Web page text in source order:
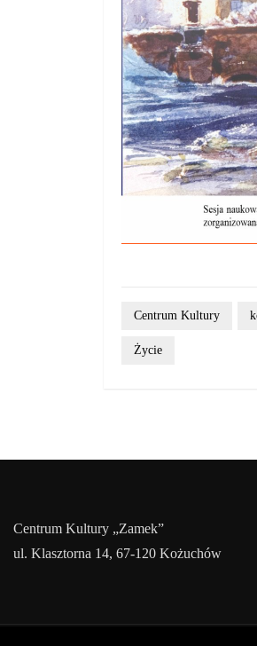
Centrum Kultury
Życie
Centrum Kultury „Zamek”
ul. Klasztorna 14, 67-120 Kożuchów